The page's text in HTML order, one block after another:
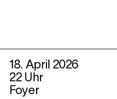
18. April 2026
22 Uhr
Foyer